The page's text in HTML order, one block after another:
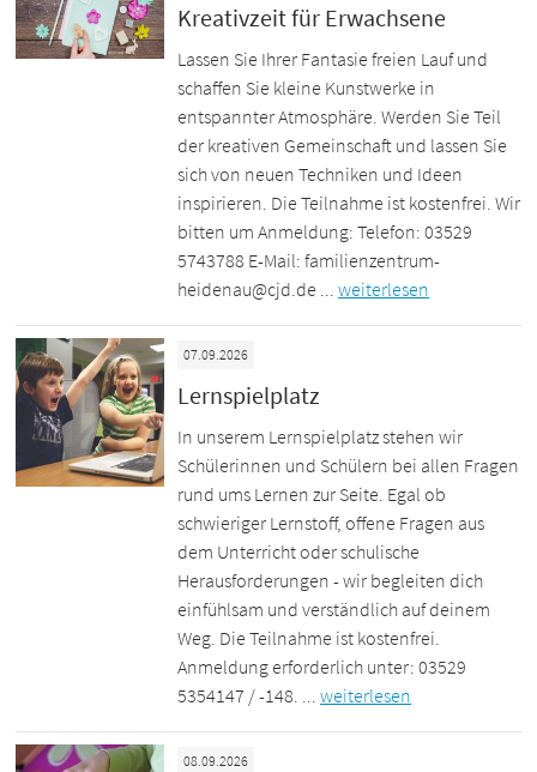
Kreativzeit für Erwachsene
Lassen Sie Ihrer Fantasie freien Lauf und
schaffen Sie kleine Kunstwerke in
entspannter Atmosphäre. Werden Sie Teil
der kreativen Gemeinschaft und lassen Sie
sich von neuen Techniken und Ideen
inspirieren. Die Teilnahme ist kostenfrei. Wir
bitten um Anmeldung: Telefon: 03529
5743788 E-Mail: familienzentrum-
heidenau@cjd.de ...weiterlesen
07.09.2026
Lernspielplatz
In unserem Lernspielplatz stehen wir
Schülerinnen und Schülern bei allen Fragen
rund ums Lernen zur Seite. Egal ob
schwieriger Lernstoff, offene Fragen aus
dem Unterricht oder schulische
Herausforderungen - wir begleiten dich
einfühlsam und verständlich auf deinem
Weg. Die Teilnahme ist kostenfrei.
Anmeldung erforderlich unter: 03529
5354147 / -148. ...weiterlesen
08.09.2026